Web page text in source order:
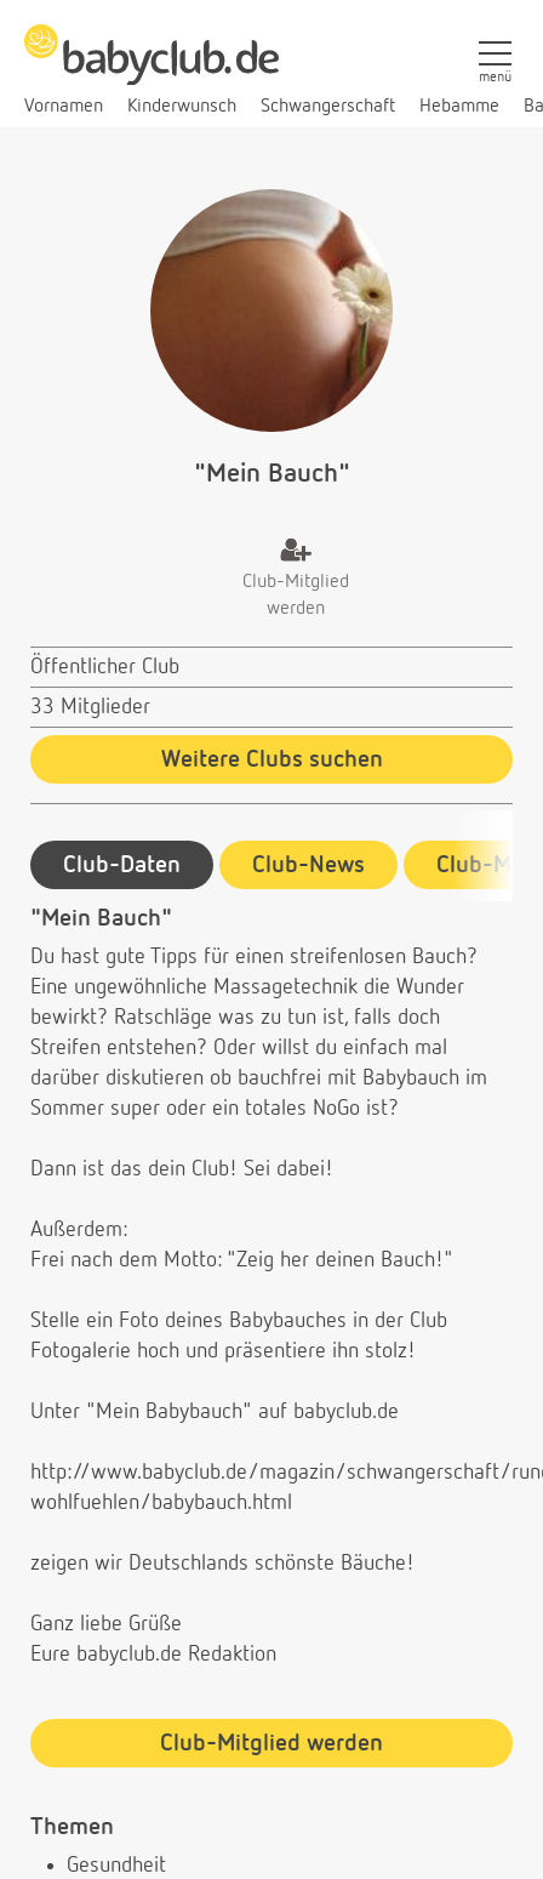
Vornamen Kinderwunsch Schwangerschaft Hebamme
menü
"Mein Bauch"
Club-Mitglied
werden
Öffentlicher Club
33 Mitglieder
Weitere Clubs suchen
Club-Daten Club-News Club-
"Mein Bauch"
Du hast gute Tipps für einen streifenlosen Bauch?
Eine ungewöhnliche Massagetechnik die Wunder
bewirkt? Ratschläge was zu tun ist, falls doch
Streifen entstehen? Oder willst du einfach mal
darüber diskutieren ob bauchfrei mit Babybauch im
Sommer super oder ein totales NoGo ist?
Dann ist das dein Club! Sei dabei!
Außerdem:
Frei nach dem Motto: "Zeig her deinen Bauch!"
Stelle ein Foto deines Babybauches in der Club
Fotogalerie hoch und präsentiere ihn stolz!
Unter "Mein Babybauch" auf babyclub.de
http://www.babyclub.de/magazin/schwangerschaft/
wohlfuehlen/babybauch.html
zeigen wir Deutschlands schönste Bäuche!
Ganz liebe Grüße
Eure babyclub.de Redaktion
Club-Mitglied werden
Themen
Gesundheit